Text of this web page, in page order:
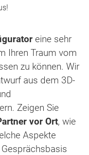
eine sehr
Ihren Traum vom
zu können. Wir
aus dem 3D-
Zeigen Sie
vor Ort, wie
Aspekte